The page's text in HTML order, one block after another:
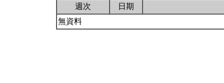
週次
日期
無資料